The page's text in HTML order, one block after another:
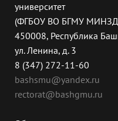
университет
(ФГБОУ ВО БГМУ
450008, Республика
ул. Ленина, д. 3
8 (347) 272-11-60
bashsmu@yandex.ru
rectorat@bashgmu.ru